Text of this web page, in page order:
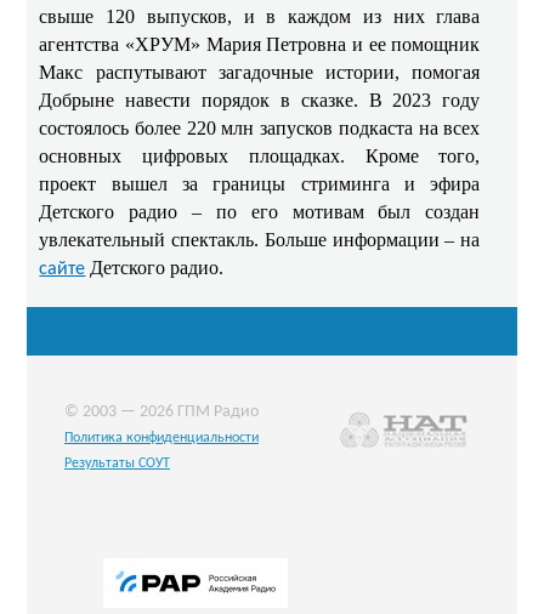
свыше 120 выпусков, и в каждом из них глава
агентства «ХРУМ» Мария Петровна и ее помощник
Макс распутывают загадочные истории, помогая
Добрыне навести порядок в сказке. В 2023 году
состоялось более 220 млн запусков подкаста на всех
основных цифровых площадках. Кроме того,
проект вышел за границы стриминга и эфира
Детского радио – по его мотивам был создан
увлекательный спектакль. Больше информации – на
сайте Детского радио.
© 2003 — 2026 ГПМ Радио
Политика конфиденциальности
Результаты СОУТ